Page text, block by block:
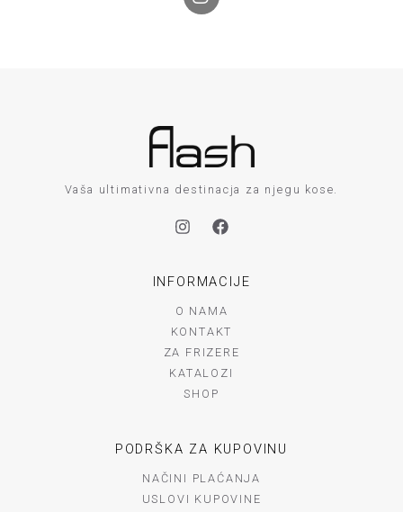
r
Vaša ultimativna destinacja za njegu kose.
INFORMACIJE
O NAMA
KONTAKT
ZA FRIZERE
KATALOZI
SHOP
PODRŠKA ZA KUPOVINU
NAČINI PLAĆANJA
USLOVI KUPOVINE